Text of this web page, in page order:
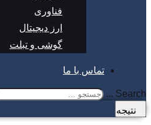
فناوری
ارز دیجیتال
گوشی و تبلت
تماس با ما
Search ...
نتیجه